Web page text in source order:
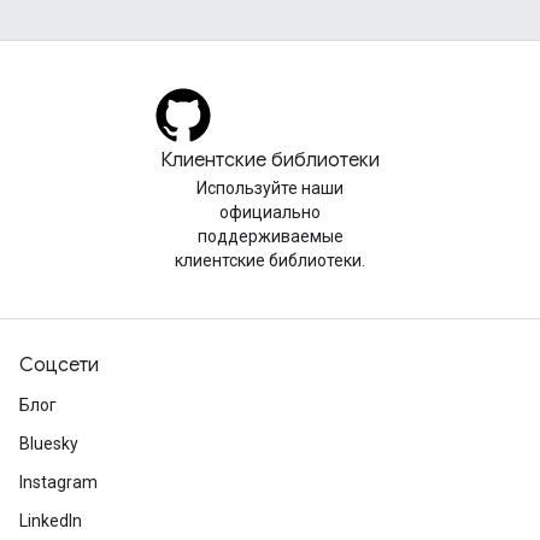
Клиентские библиотеки
Используйте наши
официально
поддерживаемые
клиентские библиотеки.
Соцсети
Блог
Bluesky
Instagram
LinkedIn